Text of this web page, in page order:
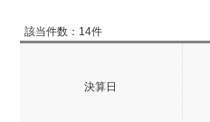
該当件数：14件
決算日